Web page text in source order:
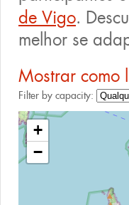
de Vigo.
melhor se
Mostrar como
Filter by capacity:
+
−